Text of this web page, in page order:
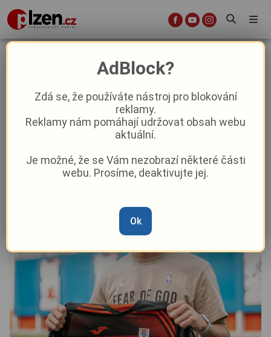
Mladší z Provodů dal krásný gól a
na chvilku vystoupil ze stínu bratra
8. 6. 2025|12:31
AdBlock?
Zdá se, že používáte nástroj pro blokování
reklamy.
Reklamy nám pomáhají udržovat obsah webu
aktuální.
Je možné, že se Vám nezobrazí některé části
webu. Prosíme, deaktivujte jej.
Ok